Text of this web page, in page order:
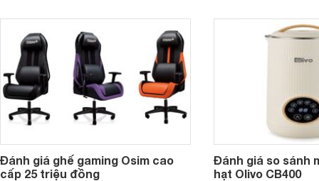
- 500k đẹp mắt nhé.
2025 mới vừa sang,
mua sắm cuối năm.
Đánh giá ghế gaming Osim cao
cấp 25 triệu đồng
Đánh giá so sánh
hạt Olivo CB400